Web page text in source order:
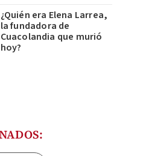
¿Quién era Elena Larrea,
la fundadora de
Cuacolandia que murió
hoy?